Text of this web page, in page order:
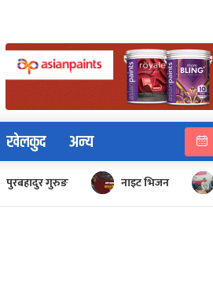
खेलकुद अन्य
पुरबहादुर गुरुङ नाइट भिजन